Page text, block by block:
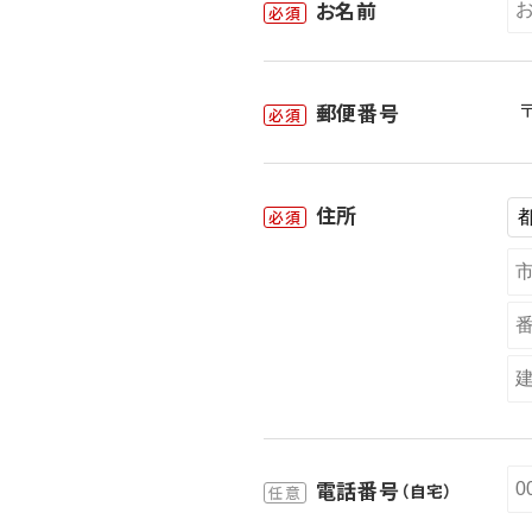
必須 お名前
必須 郵便番号
必須 住所
任意 電話番号 （自宅）